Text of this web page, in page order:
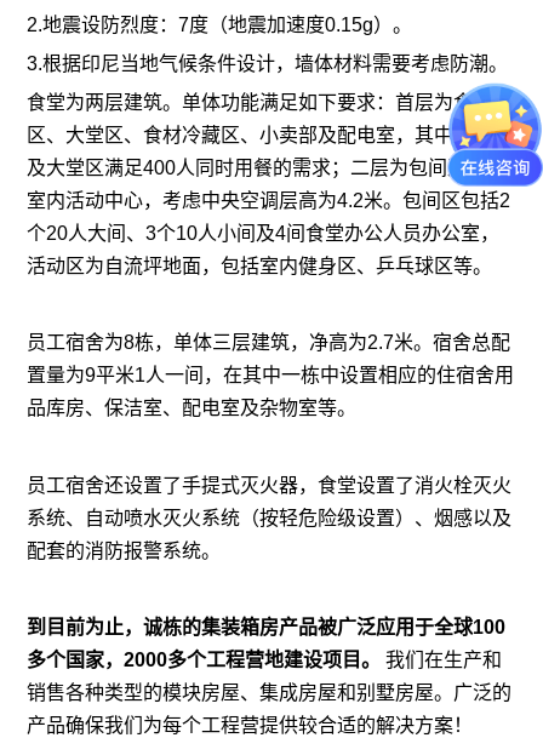
2.地震设防烈度：7度（地震加速度0.15g）。
3.根据印尼当地气候条件设计，墙体材料需要考虑防潮。
食堂为两层建筑。单体功能满足如下要求：首层为食堂
区、大堂区、食材冷藏区、小卖部及配电室，其中食堂区
及大堂区满足400人同时用餐的需求；二层为包间及员工
室内活动中心，考虑中央空调层高为4.2米。包间区包括2
个20人大间、3个10人小间及4间食堂办公人员办公室，
活动区为自流坪地面，包括室内健身区、乒乓球区等。
员工宿舍为8栋，单体三层建筑，净高为2.7米。宿舍总配
置量为9平米1人一间，在其中一栋中设置相应的住宿舍用
品库房、保洁室、配电室及杂物室等。
员工宿舍还设置了手提式灭火器，食堂设置了消火栓灭火
系统、自动喷水灭火系统（按轻危险级设置）、烟感以及
配套的消防报警系统。
到目前为止，诚栋的集装箱房产品被广泛应用于全球100
多个国家，2000多个工程营地建设项目。
我们在生产和
销售各种类型的模块房屋、集成房屋和别墅房屋。广泛的
产品确保我们为每个工程营提供较合适的解决方案！